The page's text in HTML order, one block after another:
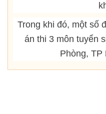
Trong khi đó, một số
án thi 3 môn tuyển
Phòng,